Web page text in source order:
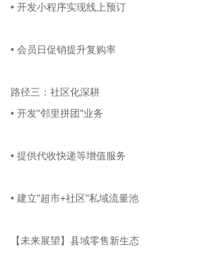
• 开发小程序实现线上预订
• 会员日促销提升复购率
路径三：社区化深耕
• 开发"邻里拼团"业务
• 提供代收快递等增值服务
• 建立"超市+社区"私域流量池
【未来展望】县域零售新生态